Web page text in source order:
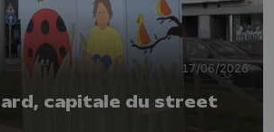
17/06/2026
capitale du street